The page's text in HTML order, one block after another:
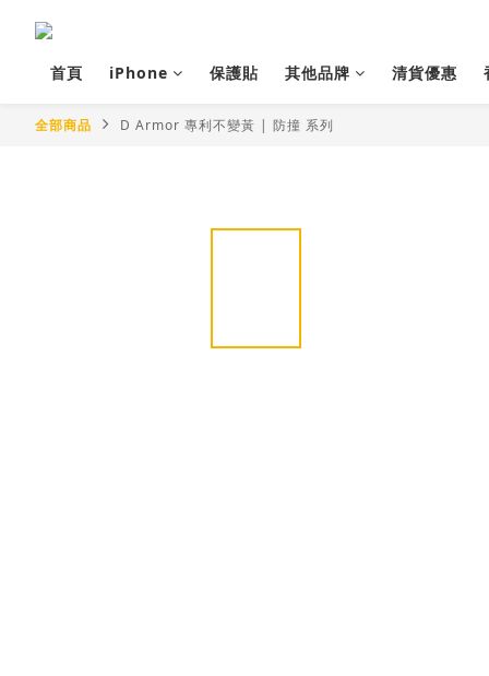
首頁 iPhone 保護貼 其他品牌 清貨優惠
全部商品 D Armor 專利不變黃 | 防撞 系列